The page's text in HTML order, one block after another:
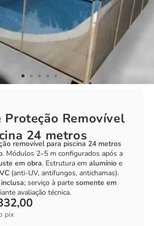
Proteção Removível
24 metros
removível para piscina 24 metros
. Módulos 2–5 m configurados após a
em obra. Estrutura em alumínio e
(anti-UV, antifungos, antichamas).
; serviço à parte somente em
avaliação técnica.
pix